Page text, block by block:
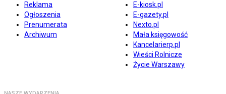
Reklama
Ogłoszenia
Prenumerata
Archiwum
E-kiosk.pl
E-gazety.pl
Nexto.pl
Mała księgowość
Kancelarierp.pl
Wieści Rolnicze
Życie Warszawy